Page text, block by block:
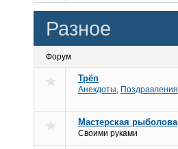
Разное
Форум
Трёп
Анекдоты Поздравления
Мастерская рыболова
Своими руками